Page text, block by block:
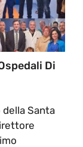
Di
della Santa